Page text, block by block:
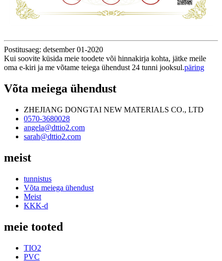
Postitusaeg: detsember 01-2020
Kui soovite küsida meie toodete või hinnakirja kohta, jätke meile
oma e-kiri ja me võtame teiega ühendust 24 tunni jooksul.päring
Võta meiega ühendust
ZHEJIANG DONGTAI NEW MATERIALS CO., LTD
0570-3680028
angela@dttio2.com
sarah@dttio2.com
meist
tunnistus
Võta meiega ühendust
Meist
KKK-d
meie tooted
TIO2
PVC